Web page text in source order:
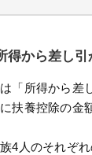
から差し引
「所得から差
扶養控除の金
4人のそれぞ